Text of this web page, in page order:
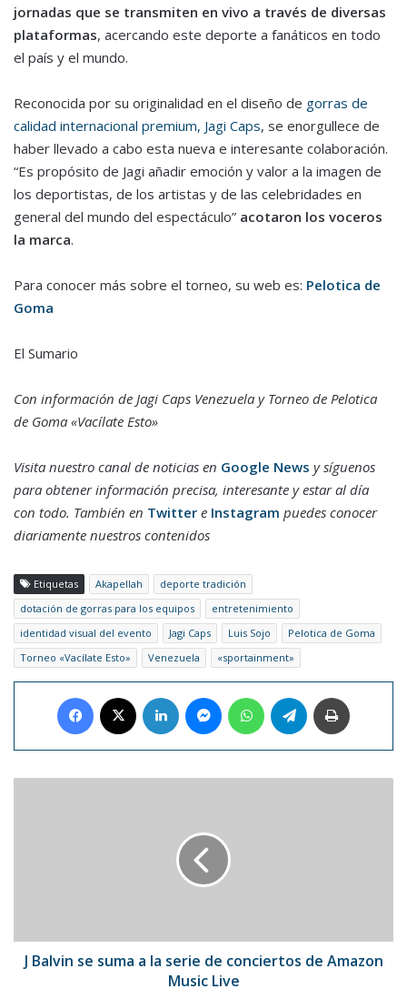
jornadas que se transmiten en vivo a través de diversas
plataformas, acercando este deporte a fanáticos en todo
el país y el mundo.
Reconocida por su originalidad en el diseño de gorras de
calidad internacional premium, Jagi Caps, se enorgullece de
haber llevado a cabo esta nueva e interesante colaboración.
“Es propósito de Jagi añadir emoción y valor a la imagen de
los deportistas, de los artistas y de las celebridades en
general del mundo del espectáculo” acotaron los voceros
la marca.
Para conocer más sobre el torneo, su web es: Pelotica de
Goma
El Sumario
Con información de Jagi Caps Venezuela y Torneo de Pelotica
de Goma «Vacílate Esto»
Visita nuestro canal de noticias en Google News y síguenos
para obtener información precisa, interesante y estar al día
con todo. También en Twitter e Instagram puedes conocer
diariamente nuestros contenidos
Etiquetas Akapellah
deporte tradición
dotación de gorras para los equipos
entretenimiento
identidad visual del evento
Jagi Caps Luis Sojo
Pelotica de Goma
Torneo «Vacílate Esto»
Venezuela «sportainment»
Facebook LinkedIn MessengerWhatsAppTelegram
conciertos
deJ Balvin se suma a la serie de conciertos de Amazon
Music Live